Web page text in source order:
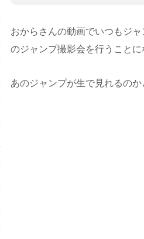
おからさんの動画でいつもジ
のジャンプ撮影会を行うことに
あのジャンプが生で見れるのか